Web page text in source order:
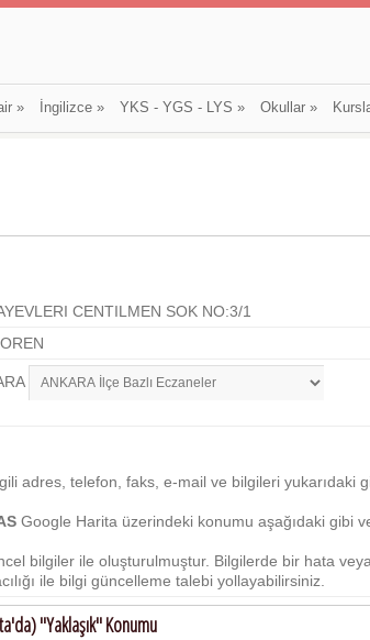
» İngilizce» YKS - YGS - LYS » Okullar»
CENTILMEN SOK NO:3/1
adres, telefon, faks, e-mail ve bilgileri yukarıdaki
Google Harita üzerindeki konumu aşağıdaki gibi
bilgiler ile oluşturulmuştur. Bilgilerde bir hata
ile bilgi güncelleme talebi yollayabilirsiniz.
"Yaklaşık" Konumu